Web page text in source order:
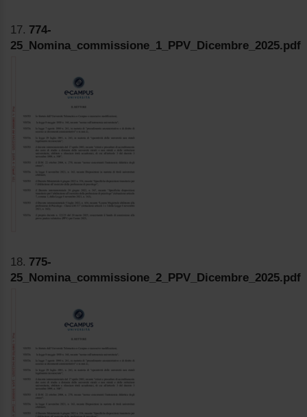
17. 774-
25_Nomina_commissione_1_PPV_Dicembre_2025.pdf
18. 775-
25_Nomina_commissione_2_PPV_Dicembre_2025.pdf